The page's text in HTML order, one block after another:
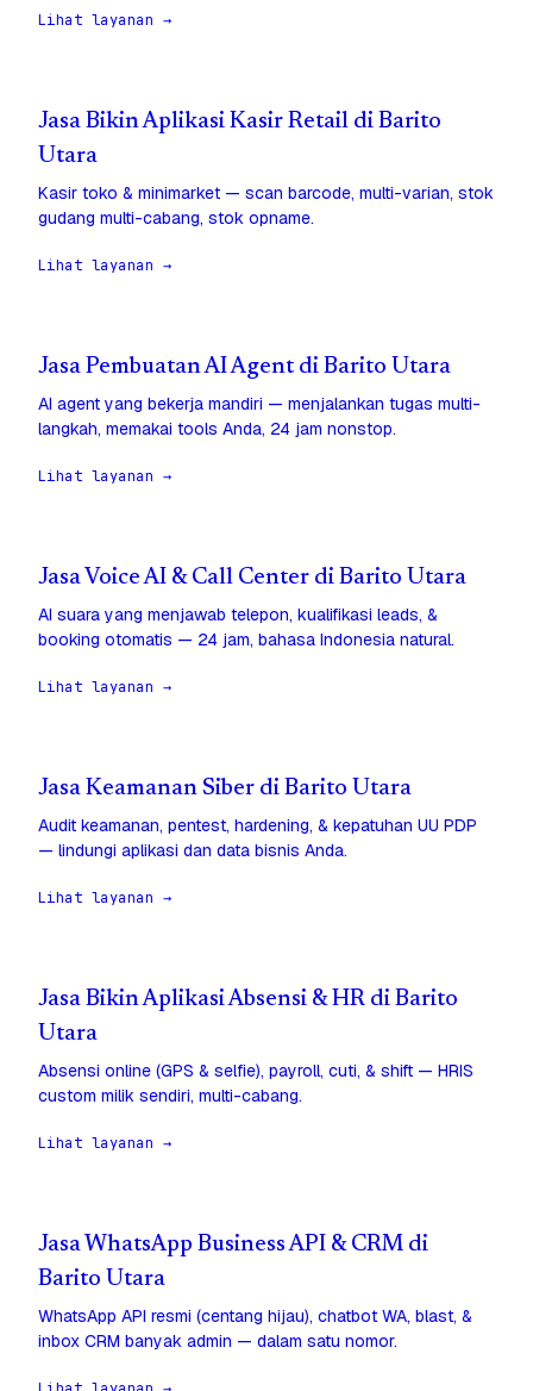
Lihat layanan →
Jasa Bikin Aplikasi Kasir Retail di Barito
Utara
Kasir toko & minimarket — scan barcode, multi-varian, stok
gudang multi-cabang, stok opname.
Lihat layanan →
Jasa Pembuatan AI Agent di Barito Utara
AI agent yang bekerja mandiri — menjalankan tugas multi-
langkah, memakai tools Anda, 24 jam nonstop.
Lihat layanan →
Jasa Voice AI & Call Center di Barito Utara
AI suara yang menjawab telepon, kualifikasi leads, &
booking otomatis — 24 jam, bahasa Indonesia natural.
Lihat layanan →
Jasa Keamanan Siber di Barito Utara
Audit keamanan, pentest, hardening, & kepatuhan UU PDP
— lindungi aplikasi dan data bisnis Anda.
Lihat layanan →
Jasa Bikin Aplikasi Absensi & HR di Barito
Utara
Absensi online (GPS & selfie), payroll, cuti, & shift — HRIS
custom milik sendiri, multi-cabang.
Lihat layanan →
Jasa WhatsApp Business API & CRM di
Barito Utara
WhatsApp API resmi (centang hijau), chatbot WA, blast, &
inbox CRM banyak admin — dalam satu nomor.